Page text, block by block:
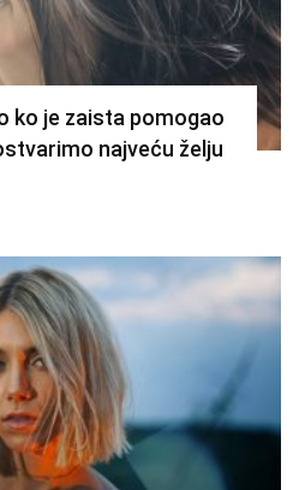
ko je zaista pomogao
najveću želju